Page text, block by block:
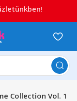
Collection Vol. 1